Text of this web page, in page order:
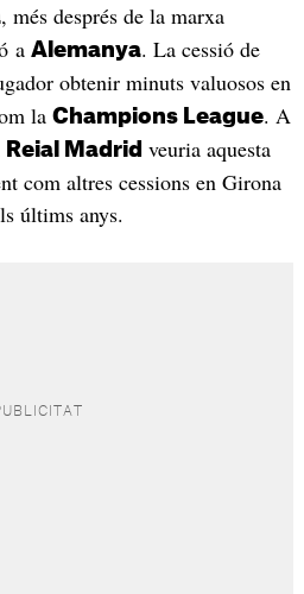
, més després de la marxa
a Alemanya. La cessió de
obtenir minuts valuosos en
la Champions League. A
Reial Madrid veuria aquesta
com altres cessions en Girona
últims anys.